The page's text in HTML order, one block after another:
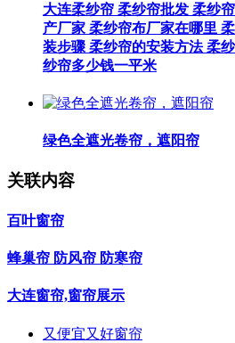
大连柔纱帘 柔纱帘批发 柔纱
产厂家 柔纱帘布厂家在哪里
装步骤 柔纱帘的安装方法 柔
纱帘多少钱一平米
绿色全遮光卷帘，遮阳帘
关联内容
百叶窗帘
蜂巢帘 防风帘 防寒帘
大连窗帘,窗帘展示
又便宜又好窗帘